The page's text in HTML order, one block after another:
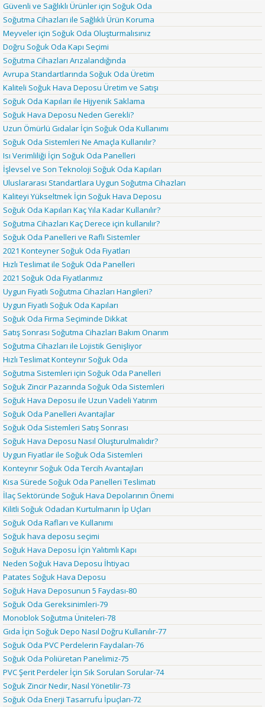
Güvenli ve Sağlıklı Ürünler için Soğuk Oda
Soğutma Cihazları ile Sağlıklı Ürün Koruma
Meyveler için Soğuk Oda Oluşturmalısınız
Doğru Soğuk Oda Kapı Seçimi
Soğutma Cihazları Arızalandığında
Avrupa Standartlarında Soğuk Oda Üretim
Kaliteli Soğuk Hava Deposu Üretim ve Satışı
Soğuk Oda Kapıları ile Hijyenik Saklama
Soğuk Hava Deposu Neden Gerekli?
Uzun Ömürlü Gıdalar İçin Soğuk Oda Kullanımı
Soğuk Oda Sistemleri Ne Amaçla Kullanılır?
Isı Verimliliği İçin Soğuk Oda Panelleri
İşlevsel ve Son Teknoloji Soğuk Oda Kapıları
Uluslararası Standartlara Uygun Soğutma Cihazları
Kaliteyi Yükseltmek İçin Soğuk Hava Deposu
Soğuk Oda Kapıları Kaç Yıla Kadar Kullanılır?
Soğutma Cihazları Kaç Derece için kullanılır?
Soğuk Oda Panelleri ve Raflı Sistemler
2021 Konteyner Soğuk Oda Fiyatları
Hızlı Teslimat ile Soğuk Oda Panelleri
2021 Soğuk Oda Fiyatlarımız
Uygun Fiyatlı Soğutma Cihazları Hangileri?
Uygun Fiyatlı Soğuk Oda Kapıları
Soğuk Oda Firma Seçiminde Dikkat
Satış Sonrası Soğutma Cihazları Bakım Onarım
Soğutma Cihazları ile Lojistik Genişliyor
Hızlı Teslimat Konteynır Soğuk Oda
Soğutma Sistemleri için Soğuk Oda Panelleri
Soğuk Zincir Pazarında Soğuk Oda Sistemleri
Soğuk Hava Deposu ile Uzun Vadeli Yatırım
Soğuk Oda Panelleri Avantajlar
Soğuk Oda Sistemleri Satış Sonrası
Soğuk Hava Deposu Nasıl Oluşturulmalıdır?
Uygun Fiyatlar ile Soğuk Oda Sistemleri
Konteynır Soğuk Oda Tercih Avantajları
Kısa Sürede Soğuk Oda Panelleri Teslimatı
İlaç Sektöründe Soğuk Hava Depolarının Önemi
Kilitli Soğuk Odadan Kurtulmanın İp Uçları
Soğuk Oda Rafları ve Kullanımı
Soğuk hava deposu seçimi
Soğuk Hava Deposu İçin Yalıtımlı Kapı
Neden Soğuk Hava Deposu İhtiyacı
Patates Soğuk Hava Deposu
Soğuk Hava Deposunun 5 Faydası-80
Soğuk Oda Gereksinimleri-79
Monoblok Soğutma Üniteleri-78
Gıda İçin Soğuk Depo Nasıl Doğru Kullanılır-77
Soğuk Oda PVC Perdelerin Faydaları-76
Soğuk Oda Poliüretan Panelimiz-75
PVC Şerit Perdeler İçin Sık Sorulan Sorular-74
Soğuk Zincir Nedir, Nasıl Yönetilir-73
Soğuk Oda Enerji Tasarrufu İpuçları-72